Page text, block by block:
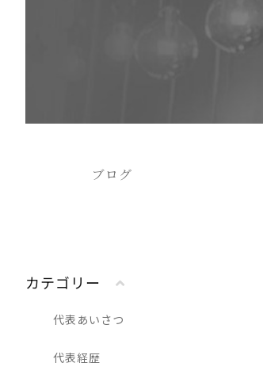
ブログ
カテゴリー
代表あいさつ
代表経歴